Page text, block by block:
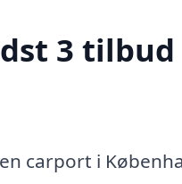
3 tilbud
carport i